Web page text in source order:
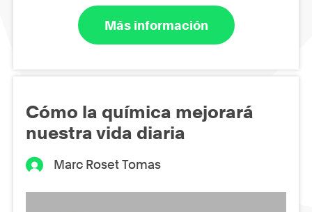
Más información
Cómo la química mejorará
nuestra vida diaria
Marc Roset Tomas